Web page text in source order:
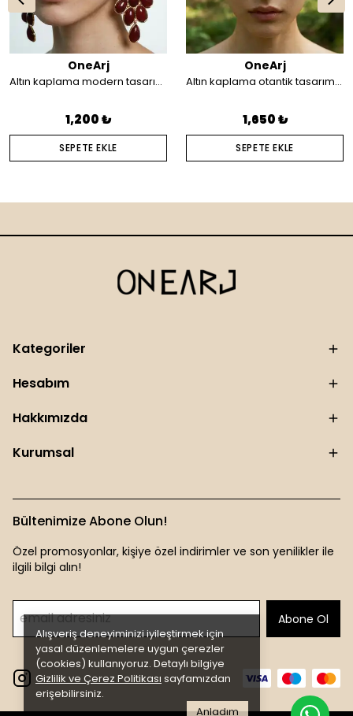
Alışveriş deneyiminizi iyileştirmek için
yasal düzenlemelere uygun çerezler
(cookies) kullanıyoruz. Detaylı bilgiye
Gizlilik ve Çerez Politikası sayfamızdan
erişebilirsiniz.
Anladım
OneArj
Altın kaplama modern tasarım küpe
1,200 ₺
SEPETE EKLE
OneArj
Altın kaplama otantik tasarım saç aksesuarı
1,650 ₺
SEPETE EKLE
Kategoriler
Hesabım
Hakkımızda
Kurumsal
Bültenimize Abone Olun!
Özel promosyonlar, kişiye özel indirimler ve son yenilikler ile
ilgili bilgi alın!
Abone Ol